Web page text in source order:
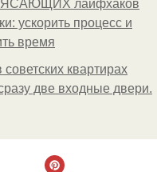
лайфхаков
ускорить процесс и
время
квартирах
две входные двери.